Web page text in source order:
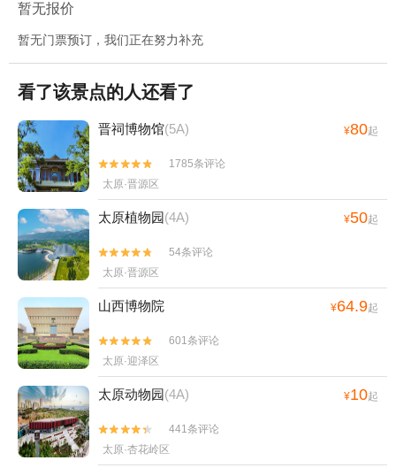
暂无报价
暂无门票预订，我们正在努力补充
看了该景点的人还看了
晋祠博物馆(5A) ¥80起


1785条评论
太原·晋源区
太原植物园(4A) ¥50起


54条评论
太原·晋源区
山西博物院 ¥64.9起


601条评论
太原·迎泽区
太原动物园(4A) ¥10起


441条评论
太原·杏花岭区